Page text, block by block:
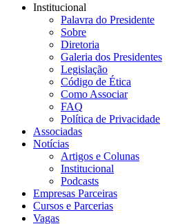
Institucional
Palavra do Presidente
Sobre
Diretoria
Galeria dos Presidentes
Legislação
Código de Ética
Como Associar
FAQ
Política de Privacidade
Associadas
Notícias
Artigos e Colunas
Institucional
Podcasts
Empresas Parceiras
Cursos e Parcerias
Vagas